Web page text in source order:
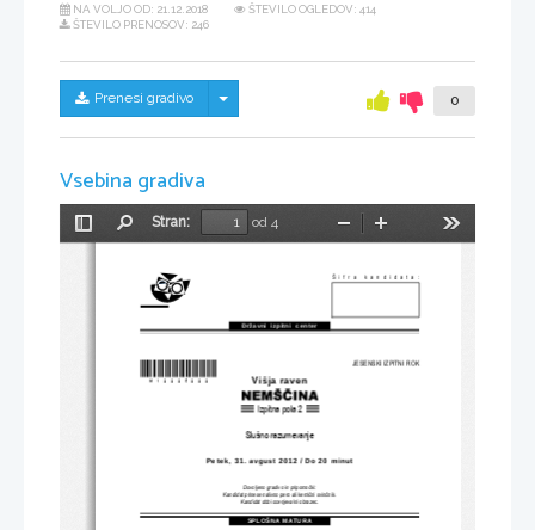
NA VOLJO OD: 21.12.2018
ŠTEVILO OGLEDOV: 414
ŠTEVILO PRENOSOV: 246
Prenesi gradivo Skrij/prikaži meni 0
Vsebina gradiva
Preklopi
Stran:
od 4
Pomanjšaj
Izpitna pola 2
Slušno razumevanje
Dovoljeno gradivo in pripomočki:
Kandidat prinese nalivno pero ali kemični svinčnik.
Kandidat dobi ocenjevalni obrazec.
JESENSKI IZPITNI ROK
Petek, 31. avgust 2012 / Do 20 minut
Višja raven
Državni  izpitni  center
SPLOŠNA MATURA
Šifra kandidata: